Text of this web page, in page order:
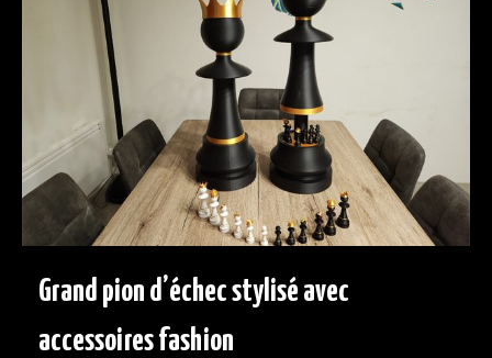
Grand pion d’échec stylisé avec
accessoires fashion